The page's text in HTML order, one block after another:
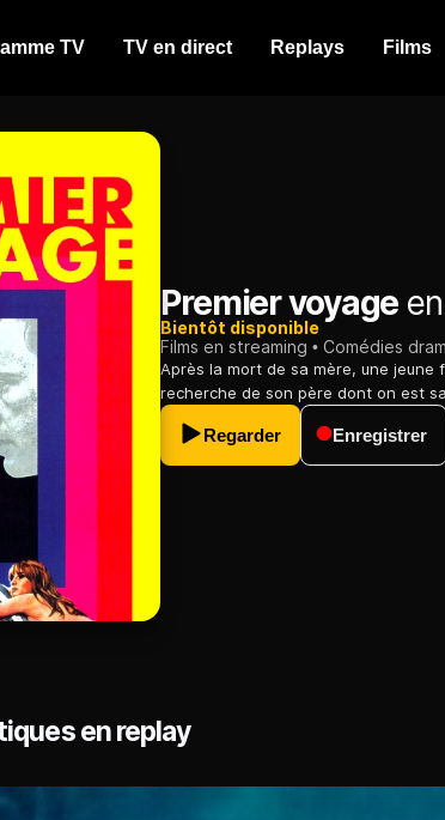
TV TV en direct Replays Films
Premier voyage
Bientôt disponible
Films en streaming
Comédies
Après la mort de sa mère, une
recherche de son père dont on est
Regarder Enregistrer
en replay